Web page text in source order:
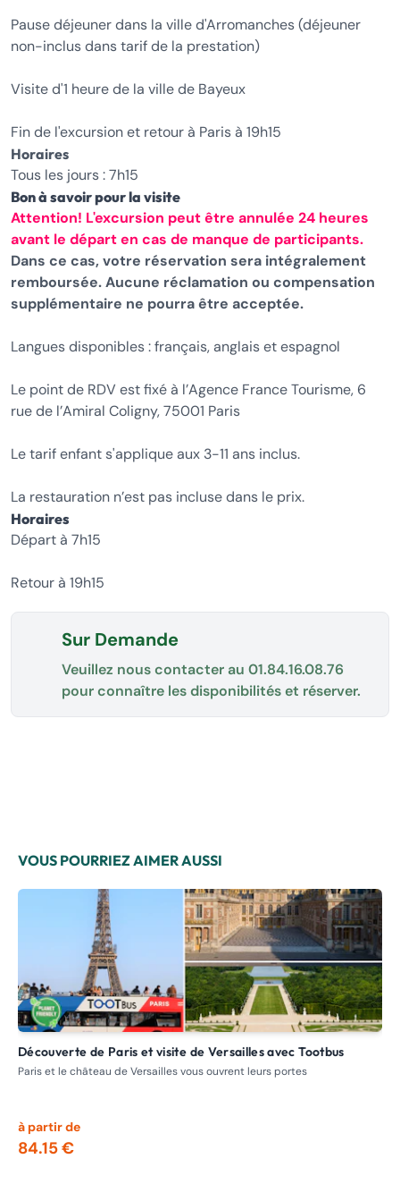
Pause déjeuner dans la ville d'Arromanches (déjeuner
non-inclus dans tarif de la prestation)
Visite d'1 heure de la ville de Bayeux
Fin de l'excursion et retour à Paris à 19h15
Horaires
Tous les jours : 7h15
Bon à savoir pour la visite
Attention! L'excursion peut être annulée 24 heures
avant le départ en cas de manque de participants.
Dans ce cas, votre réservation sera intégralement
remboursée. Aucune réclamation ou compensation
supplémentaire ne pourra être acceptée.
Langues disponibles : français, anglais et espagnol
Le point de RDV est fixé à l’Agence France Tourisme, 6
rue de l’Amiral Coligny, 75001 Paris
Le tarif enfant s'applique aux 3-11 ans inclus.
La restauration n’est pas incluse dans le prix.
Horaires
Départ à 7h15
Retour à 19h15
Sur Demande
Veuillez nous contacter au 01.84.16.08.76
pour connaître les disponibilités et réserver.
VOUS POURRIEZ AIMER AUSSI
Découverte de Paris et visite de Versailles avec Tootbus
Paris et le château de Versailles vous ouvrent leurs portes
à partir de
84.15 €